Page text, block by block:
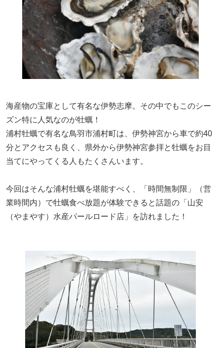
海産物の宝庫として有名な伊勢志摩。その中でもこのシー
ズン特に人気なのが牡蠣！
浦村牡蠣で有名な鳥羽市浦村町は、伊勢神宮から車で約40
分とアクセスも良く、県外から伊勢神宮参拝と牡蠣をお目
当てにやってくる人もたくさんいます。
今回はそんな浦村牡蠣を堪能すべく、「時間無制限」（営
業時間内）で牡蠣食べ放題が体験できると話題の「山安
（やまやす）水産パールロード店」を訪れました！